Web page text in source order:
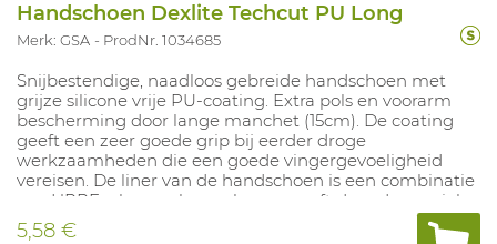
Handschoen Dexlite Techcut PU Long
Merk: GSA ProdNr. 1034685
Snijbestendige, naadloos gebreide handschoen met
grijze silicone vrije PU-coating. Extra pols en voorarm
bescherming door lange manchet (15cm). De coating
geeft een zeer goede grip bij eerder droge
werkzaamheden die een goede vingergevoeligheid
vereisen. De liner van de handschoen is een combinatie
van HPPE, glasvezel en nylon en geeft door de speciale
manier van breien een zeer hoge snijbestendigheid.
5,58 €